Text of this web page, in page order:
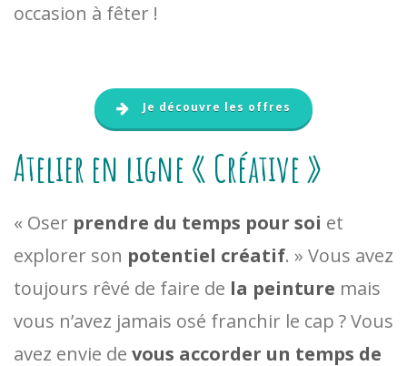
occasion à fêter !
Je découvre les offres
Atelier en ligne « Créative »
« Oser prendre du temps pour soi et
explorer son potentiel créatif. » Vous avez
toujours rêvé de faire de la peinture mais
vous n’avez jamais osé franchir le cap ? Vous
avez envie de vous accorder un temps de